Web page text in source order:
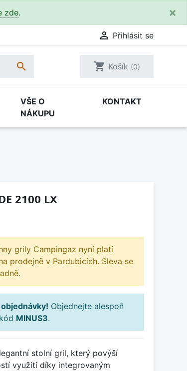
zde. ×
 Přihlásit se
 shopping_cart Košík (0)
VŠE O
NÁKUPU
KONTAKT
2100 LX
grily Campingaz nyní platí
prodejně v Pardubicích. Sleva se
Objednejte alespoň
MINUS3.
stolní gril, který povýší
využití díky integrovaným